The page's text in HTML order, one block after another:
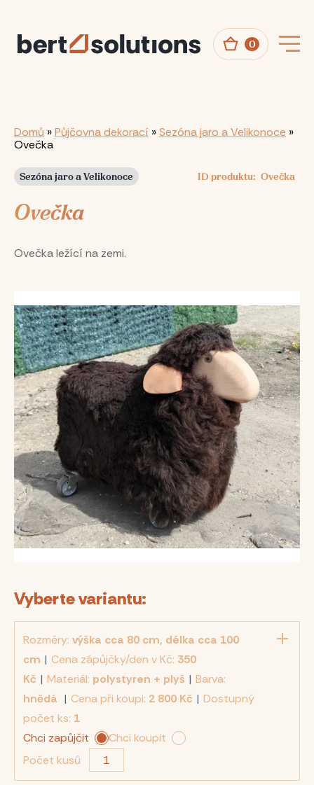
hlavnímu
obsahu
0
Drobečková
navigace
Domů Půjčovna dekorací
Sezóna jaro a Velikonoce
Ovečka
Sezóna jaro a Velikonoce ID produktu Ovečka
Ovečka
Ovečka ležící na zemi.
Vyberte variantu:
Rozměry: výška cca 80 cm, délka cca 100
cm | Cena zápůjčky/den v Kč: 350
Kč | Materiál: polystyren + plyš | Barva:
hnědá | Cena při koupi: 2 800 Kč | Dostupný
počet ks: 1
Chci zapůjčit
Chci koupit
Počet kusů